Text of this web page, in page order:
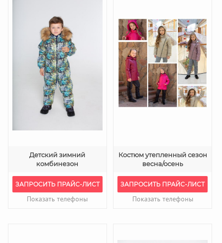
Детский зимний
комбинезон
ЗАПРОСИТЬ ПРАЙС-ЛИСТ
Показать телефоны
Костюм утепленный сезон
весна/осень
ЗАПРОСИТЬ ПРАЙС-ЛИСТ
Показать телефоны